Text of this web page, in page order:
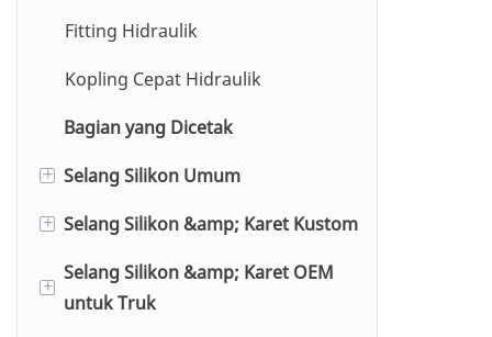
Rakitan Selang Spiral PU
Selang Bahan Bakar SAE J30R14
Fitting Hidraulik
Kopling Cepat Hidraulik
Bagian yang Dicetak
+
Selang Silikon Umum
Selang Fleksibel Silikon Baja
Selang Pemanas Silikon Kepang
+
Selang Silikon &amp; Karet Kustom
Silikon
+
Selang Silikon &amp; Karet OEM
untuk Truk